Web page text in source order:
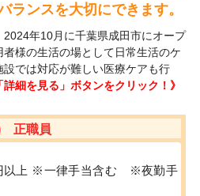
ランスを大切にできます。
年10月に千葉県成田市にオープ
様の生活の場として日常生活のケ
では対応が難しい医療ケアも行
細を見る」ボタンをクリック！》
正職員
以上 ※一律手当含む ※夜勤手